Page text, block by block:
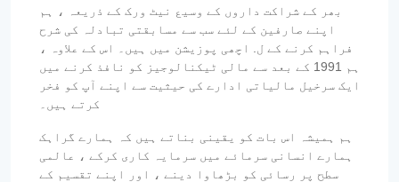
بھر کے شراکت داروں کے وسیع نیٹ ورک کے ذریعہ ، ہم
اپنے صارفین کے لئے سب سے مسابقتی تبادلہ کی شرح
فراہم کرنے کے ل. اچھی پوزیشن میں ہیں۔ اس کے علاوہ ،
ہم 1991 کے بعد سے مالی ٹیکنالوجیز کو نافذ کرنے میں
ایک سرخیل مالیاتی ادارے کی حیثیت سے اپنے آپ کو فخر
کرتے ہیں۔
ہم ہمیشہ اس بات کو یقینی بناتے ہیں کہ ہمارے گراہک
ہمارے انسانی سرمائے میں سرمایہ کاری کرکے ، عالمی
سطح پر رسائی کو بڑھاوا دینے ، اور اپنے تقسیم کے